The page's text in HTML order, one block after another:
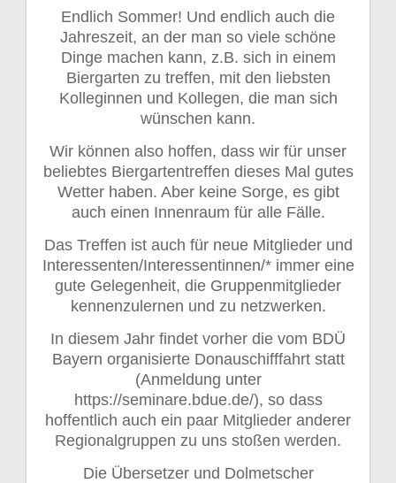
Endlich Sommer! Und endlich auch die
Jahreszeit, an der man so viele schöne
Dinge machen kann, z.B. sich in einem
Biergarten zu treffen, mit den liebsten
Kolleginnen und Kollegen, die man sich
wünschen kann.
Wir können also hoffen, dass wir für unser
beliebtes Biergartentreffen dieses Mal gutes
Wetter haben. Aber keine Sorge, es gibt
auch einen Innenraum für alle Fälle.
Das Treffen ist auch für neue Mitglieder und
Interessenten/Interessentinnen/* immer eine
gute Gelegenheit, die Gruppenmitglieder
kennenzulernen und zu netzwerken.
In diesem Jahr findet vorher die vom BDÜ
Bayern organisierte Donauschifffahrt statt
(Anmeldung unter
https://seminare.bdue.de/), so dass
hoffentlich auch ein paar Mitglieder anderer
Regionalgruppen zu uns stoßen werden.
Die Übersetzer und Dolmetscher